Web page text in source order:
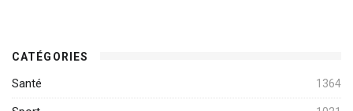
CATÉGORIES
Santé 1364